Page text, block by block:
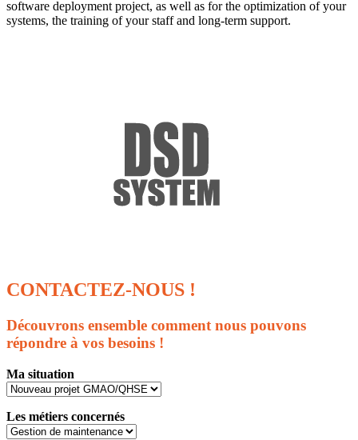
software deployment project, as well as for the optimization of your
systems, the training of your staff and long-term support.
CONTACTEZ-NOUS !
Découvrons ensemble comment nous pouvons
répondre à vos besoins !
Ma situation
Les métiers concernés